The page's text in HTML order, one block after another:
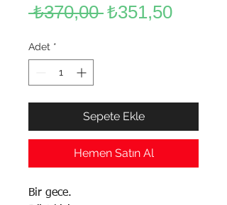
₺370,00 Normal
₺351,50İndirimli
Adet *
Sepete Ekle
Hemen Satın Al
Bir gece.